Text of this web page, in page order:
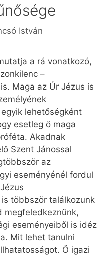
István
a rá vonatkozó,
–
Maga az Úr Jézus is
lehetőségként
esetleg ő maga
Akadnak
Szent Jánossal
az
eseményénél fordul
többször találkozunk
megfeledkeznünk,
eseményeiből is idéz
Mit lehet tanulni
Ő igazi